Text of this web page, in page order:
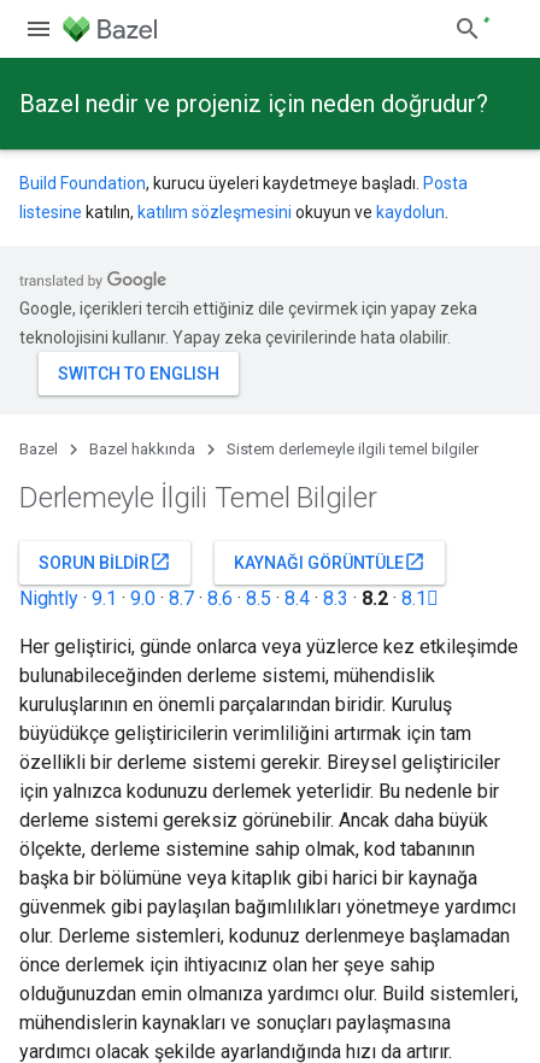
Bazel nedir ve projeniz için neden doğrudur?
Build Foundation, kurucu üyeleri kaydetmeye başladı. Posta
listesine katılın, katılım sözleşmesini okuyun ve kaydolun
Google, içerikleri tercih ettiğiniz dile çevirmek için yapay zeka
teknolojisini kullanır. Yapay zeka çevirilerinde hata olabilir.
Bazel Bazel hakkında Sistem derlemeyle ilgili temel bilgiler
Derlemeyle İlgili Temel Bilgiler
SORUN BILDIRopen_in_new KAYNAĞI GÖRÜNTÜLEopen_in_new
Nightly · 9.1 · 9.0 · 8.7 · 8.6 · 8.5 · 8.4 · 8.3 · 8.2 · 8.1
Her geliştirici, günde onlarca veya yüzlerce kez etkileşimde
bulunabileceğinden derleme sistemi, mühendislik
kuruluşlarının en önemli parçalarından biridir. Kuruluş
büyüdükçe geliştiricilerin verimliliğini artırmak için tam
özellikli bir derleme sistemi gerekir. Bireysel geliştiriciler
için yalnızca kodunuzu derlemek yeterlidir. Bu nedenle bir
derleme sistemi gereksiz görünebilir. Ancak daha büyük
ölçekte, derleme sistemine sahip olmak, kod tabanının
başka bir bölümüne veya kitaplık gibi harici bir kaynağa
güvenmek gibi paylaşılan bağımlılıkları yönetmeye yardımcı
olur. Derleme sistemleri, kodunuz derlenmeye başlamadan
önce derlemek için ihtiyacınız olan her şeye sahip
olduğunuzdan emin olmanıza yardımcı olur. Build sistemleri,
mühendislerin kaynakları ve sonuçları paylaşmasına
yardımcı olacak şekilde ayarlandığında hızı da artırır.